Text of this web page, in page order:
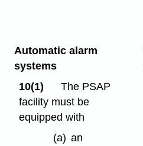
Automatic alarm
systems
10(1)
The PSAP
facility must be
equipped with
(a) an